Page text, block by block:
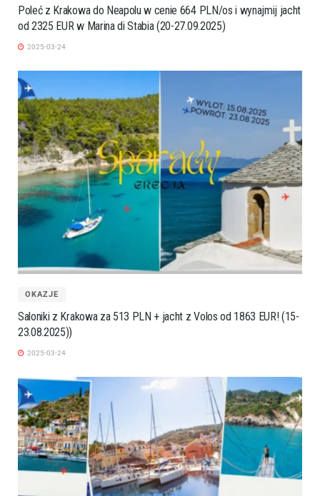
Poleć z Krakowa do Neapolu w cenie 664 PLN/os i wynajmij jacht
od 2325 EUR w Marina di Stabia (20-27.09.2025)
2025-03-24
OKAZJE
Saloniki z Krakowa za 513 PLN + jacht z Volos od 1863 EUR! (15-
23.08.2025))
2025-03-24